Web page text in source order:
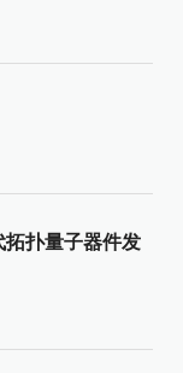
扑量子器件发